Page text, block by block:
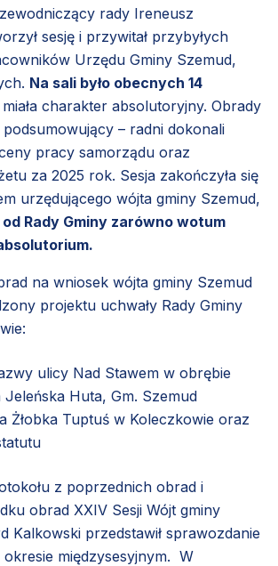
rady Ireneusz
sesję i przywitał przybyłych
Urzędu Gminy Szemud,
Na sali było obecnych 14
miała charakter absolutoryjny. Obrady
podsumowujący – radni dokonali
pracy samorządu oraz
za 2025 rok. Sesja zakończyła się
urzędującego wójta gminy Szemud,
Rady Gminy zarówno wotum
na wniosek wójta gminy Szemud
projektu uchwały Rady Gminy
ulicy Nad Stawem w obrębie
Jeleńska Huta, Gm. Szemud
Żłobka Tuptuś w Koleczkowie oraz
z poprzednich obrad i
obrad XXIV Sesji Wójt gminy
Kalkowski przedstawił sprawozdanie
okresie międzysesyjnym. W